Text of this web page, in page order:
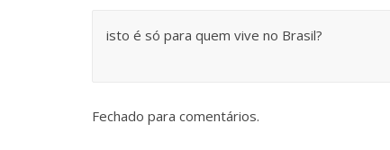
isto é só para quem vive no Brasil?
Fechado para comentários.